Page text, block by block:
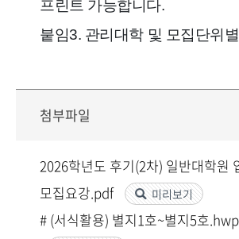
프린트 가능합니다.
붙임3. 관리대학 및 모집단위
첨부파일
2026학년도 후기(2차) 일반대학원
모집요강.pdf
미리보기
# (서식활용) 별지1호~별지5호.hwp